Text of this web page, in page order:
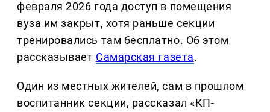
февраля 2026 года доступ в помещения
вуза им закрыт, хотя раньше секции
тренировались там бесплатно. Об этом
рассказывает Самарская газета.
Один из местных жителей, сам в прошлом
воспитанник секции, рассказал «КП-